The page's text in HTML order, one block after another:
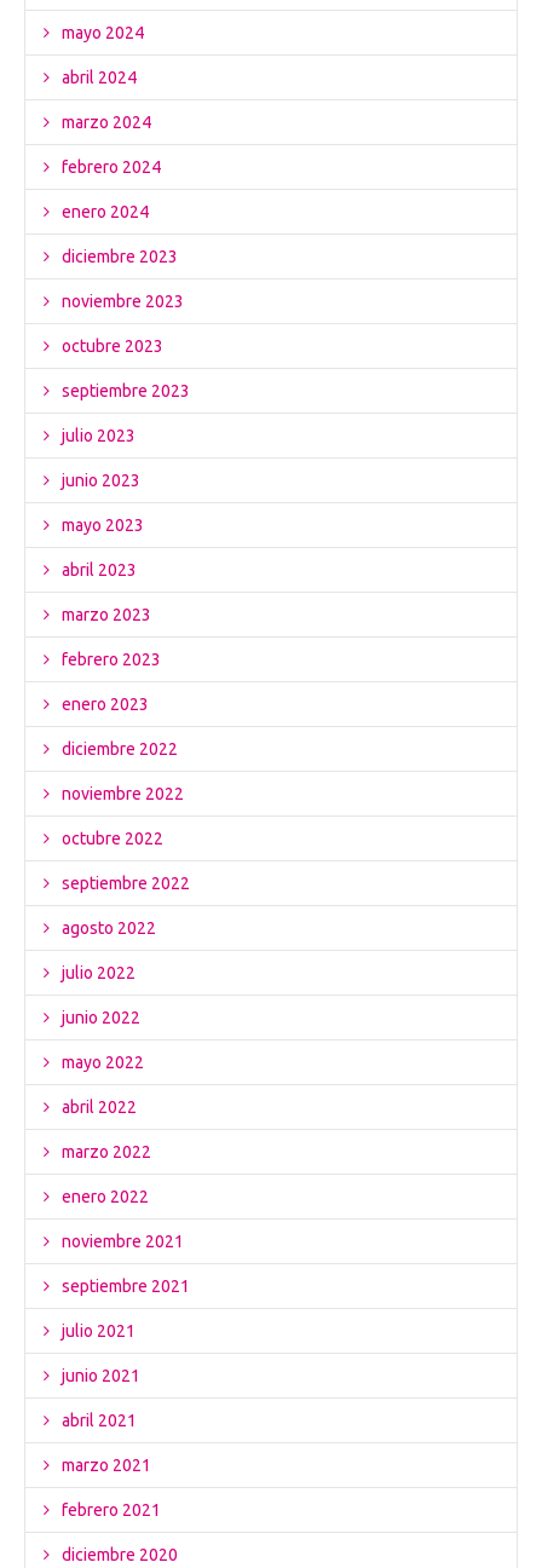
mayo 2024
abril 2024
marzo 2024
febrero 2024
enero 2024
diciembre 2023
noviembre 2023
octubre 2023
septiembre 2023
julio 2023
junio 2023
mayo 2023
abril 2023
marzo 2023
febrero 2023
enero 2023
diciembre 2022
noviembre 2022
octubre 2022
septiembre 2022
agosto 2022
julio 2022
junio 2022
mayo 2022
abril 2022
marzo 2022
enero 2022
noviembre 2021
septiembre 2021
julio 2021
junio 2021
abril 2021
marzo 2021
febrero 2021
diciembre 2020